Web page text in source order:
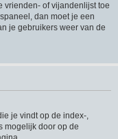
vrienden- of vijandenlijst toe
dan moet je een
je gebruikers weer van de
je vindt op de index-,
mogelijk door op de